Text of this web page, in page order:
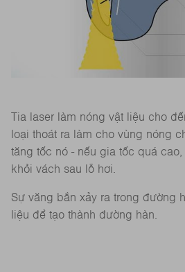
Tia laser làm nóng vật liệu cho
loại thoát ra làm cho vùng nóng
tăng tốc nó - nếu gia tốc quá
khỏi vách sau lỗ hơi.
Sự văng bắn xảy ra trong đường
liệu để tạo thành đường hàn.